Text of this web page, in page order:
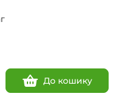
До кошику